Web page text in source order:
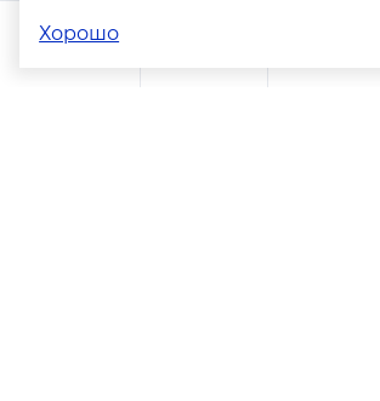
Помощь
Хорошо